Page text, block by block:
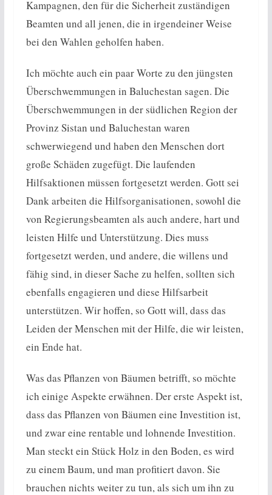
Kampagnen, den für die Sicherheit zuständigen
Beamten und all jenen, die in irgendeiner Weise
bei den Wahlen geholfen haben.
Ich möchte auch ein paar Worte zu den jüngsten
Überschwemmungen in Baluchestan sagen. Die
Überschwemmungen in der südlichen Region der
Provinz Sistan und Baluchestan waren
schwerwiegend und haben den Menschen dort
große Schäden zugefügt. Die laufenden
Hilfsaktionen müssen fortgesetzt werden. Gott sei
Dank arbeiten die Hilfsorganisationen, sowohl die
von Regierungsbeamten als auch andere, hart und
leisten Hilfe und Unterstützung. Dies muss
fortgesetzt werden, und andere, die willens und
fähig sind, in dieser Sache zu helfen, sollten sich
ebenfalls engagieren und diese Hilfsarbeit
unterstützen. Wir hoffen, so Gott will, dass das
Leiden der Menschen mit der Hilfe, die wir leisten,
ein Ende hat.
Was das Pflanzen von Bäumen betrifft, so möchte
ich einige Aspekte erwähnen. Der erste Aspekt ist,
dass das Pflanzen von Bäumen eine Investition ist,
und zwar eine rentable und lohnende Investition.
Man steckt ein Stück Holz in den Boden, es wird
zu einem Baum, und man profitiert davon. Sie
brauchen nichts weiter zu tun, als sich um ihn zu